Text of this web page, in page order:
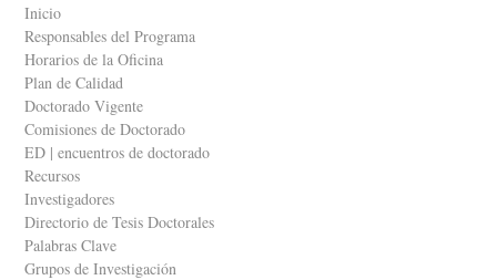
Inicio
Responsables del Programa
Horarios de la Oficina
Plan de Calidad
Doctorado Vigente
Comisiones de Doctorado
ED | encuentros de doctorado
Recursos
Investigadores
Directorio de Tesis Doctorales
Palabras Clave
Grupos de Investigación